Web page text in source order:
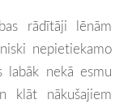
rādītāji lēnām
nepietiekamo
nekā esmu
klāt nākušajiem